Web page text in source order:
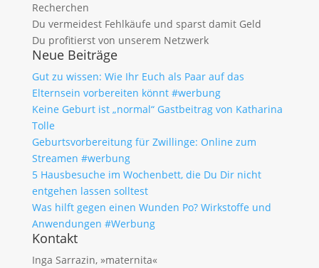
Recherchen
Du vermeidest Fehlkäufe und sparst damit Geld
Du profitierst von unserem Netzwerk
Neue Beiträge
Gut zu wissen: Wie Ihr Euch als Paar auf das
Elternsein vorbereiten könnt #werbung
Keine Geburt ist „normal“ Gastbeitrag von Katharina
Tolle
Geburtsvorbereitung für Zwillinge: Online zum
Streamen #werbung
5 Hausbesuche im Wochenbett, die Du Dir nicht
entgehen lassen solltest
Was hilft gegen einen Wunden Po? Wirkstoffe und
Anwendungen #Werbung
Kontakt
Inga Sarrazin, »maternita«